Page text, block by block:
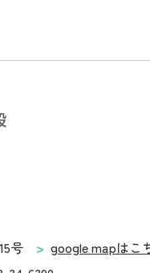
号
google mapはこ